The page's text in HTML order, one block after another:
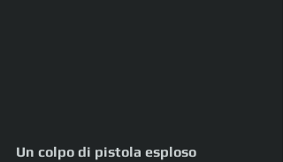
Un colpo di pistola esploso